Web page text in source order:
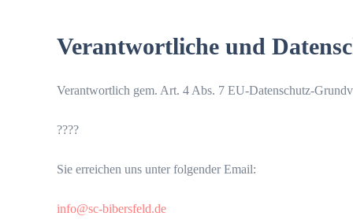
Verantwortliche und
Verantwortlich gem. Art. 4 Abs. 7 EU-Datenschutz-
????
Sie erreichen uns unter folgender Email:
info@sc-bibersfeld.de